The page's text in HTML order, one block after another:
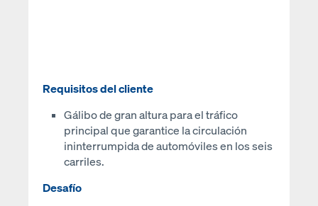
Requisitos del cliente
Gálibo de gran altura para el tráfico
principal que garantice la circulación
ininterrumpida de automóviles en los seis
carriles.
Desafío